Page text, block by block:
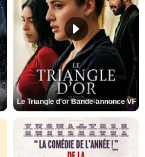
Le Triangle d'or Bande-annonce VF